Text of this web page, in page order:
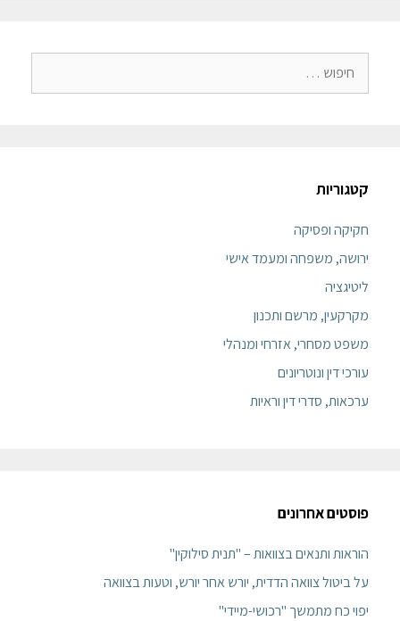
קטגוריות
חקיקה ופסיקה
ירושה, משפחה ומעמד אישי
ליטיגציה
מקרקעין, מרשם ותכנון
משפט מסחרי, אזרחי ומנהלי
עורכי דין ונוטריונים
ערכאות, סדרי דין וראיות
פוסטים אחרונים
הוראות ותנאים בצוואות – "תנית סילוקין"
על ביטול צוואה הדדית, יורש אחר יורש, וטעות בצוואה
יפוי כח מתמשך "רכושי-מיידי"